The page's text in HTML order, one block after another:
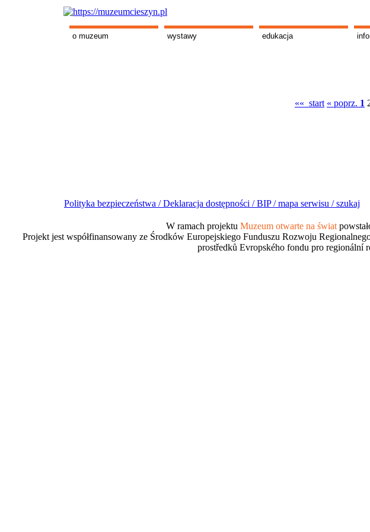
o muzeum wystawy edukacja
«« start « poprz. 1
Polityka bezpieczeństwa /Deklaracja dostępności /BIP /mapa serwisu /szukaj
W ramach projektu Muzeum otwarte na świat
Projekt jest współfinansowany ze Środków Europejskiego Funduszu Rozwoju
prostředků Evropského fondu pro regionální